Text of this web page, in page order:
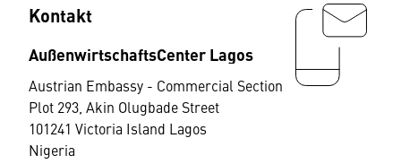
Kontakt
AußenwirtschaftsCenter Lagos
Austrian Embassy - Commercial Section
Plot 293, Akin Olugbade Street
101241 Victoria Island Lagos
Nigeria